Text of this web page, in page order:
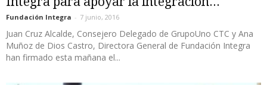
Fundación Integra - 7 junio, 2016
Juan Cruz Alcalde, Consejero Delegado de GrupoUno CTC y Ana
Muñoz de Dios Castro, Directora General de Fundación Integra
han firmado esta mañana el...